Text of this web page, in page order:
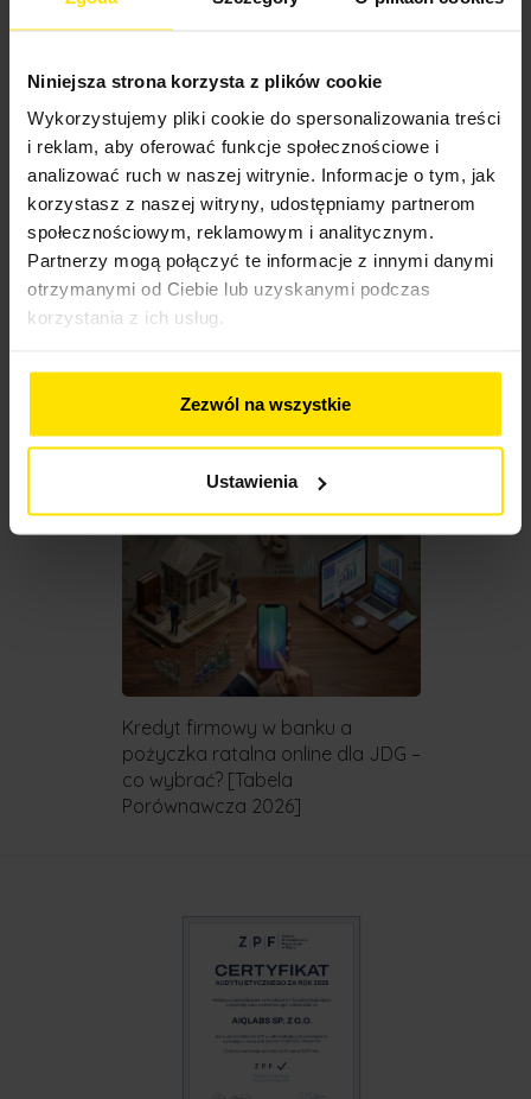
Niniejsza strona korzysta z plików cookie
Wykorzystujemy pliki cookie do spersonalizowania treści
i reklam, aby oferować funkcje społecznościowe i
analizować ruch w naszej witrynie. Informacje o tym, jak
korzystasz z naszej witryny, udostępniamy partnerom
społecznościowym, reklamowym i analitycznym.
Partnerzy mogą połączyć te informacje z innymi danymi
otrzymanymi od Ciebie lub uzyskanymi podczas
korzystania z ich usług.
Zezwól na wszystkie
Ustawienia
ilu miesiącach od wpisu do CEIDG
można wnioskować o środki?
Kredyt firmowy w banku a
pożyczka ratalna online dla JDG –
co wybrać? [Tabela
Porównawcza 2026]